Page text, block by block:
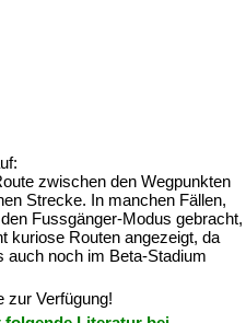
zwischen den Wegpunkten
Strecke. In manchen Fällen,
Fussgänger-Modus gebracht,
kuriose Routen angezeigt, da
noch im Beta-Stadium
zur Verfügung!